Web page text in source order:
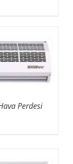
Perdesi